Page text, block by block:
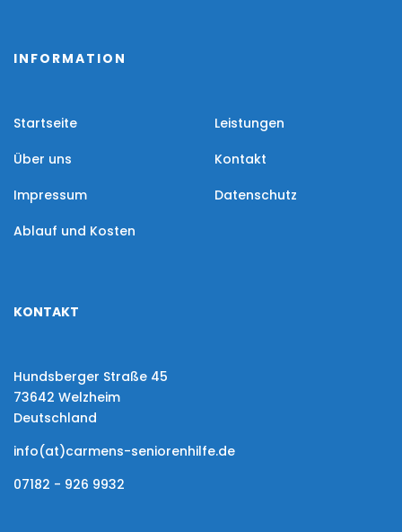
INFORMATION
Startseite
Leistungen
Über uns
Kontakt
Impressum
Datenschutz
Ablauf und Kosten
KONTAKT
Hundsberger Straße 45
73642 Welzheim
Deutschland
info(at)carmens-seniorenhilfe.de
07182 - 926 9932